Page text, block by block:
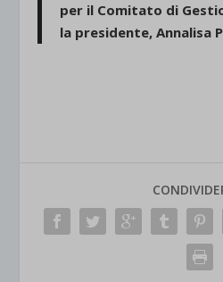
per il Comitato di
la presidente, Annalisa